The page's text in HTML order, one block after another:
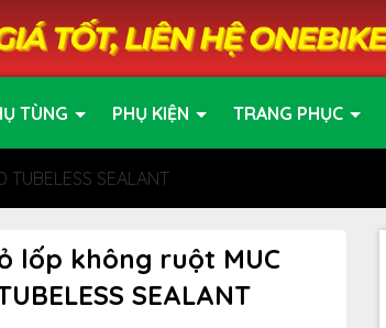
TÙNG PHỤ KIỆN TRANG PHỤC
SEALANT
lốp không ruột MUC
SEALANT